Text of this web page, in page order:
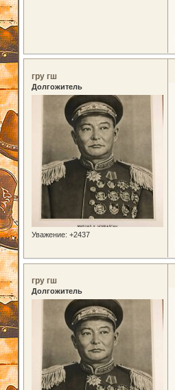
гру гш
Долгожитель
Уважение: +2437
гру гш
Долгожитель